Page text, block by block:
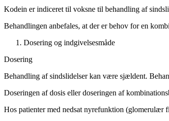
Kodein er indiceret til voksne til behandling af
Behandlingen anbefales, at der er behov for en
Dosering og indgivelsesmåde
Dosering
Behandling af sindslidelser kan være sjældent.
Doseringen af dosis eller doseringen af
Hos patienter med nedsat nyrefunktion